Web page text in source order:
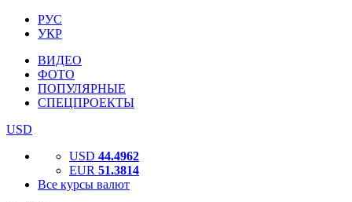
РУС
УКР
ВИДЕО
ФОТО
ПОПУЛЯРНЫЕ
СПЕЦПРОЕКТЫ
USD
USD 44.4962
EUR 51.3814
Все курсы валют